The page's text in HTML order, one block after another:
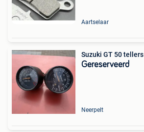
Aartselaar
Suzuki GT 50 tellers
Gereserveerd
Neerpelt